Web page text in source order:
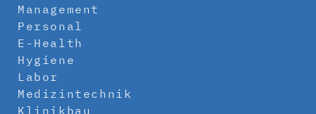
Management
Personal
E-Health
Hygiene
Labor
Medizintechnik
Klinikbau